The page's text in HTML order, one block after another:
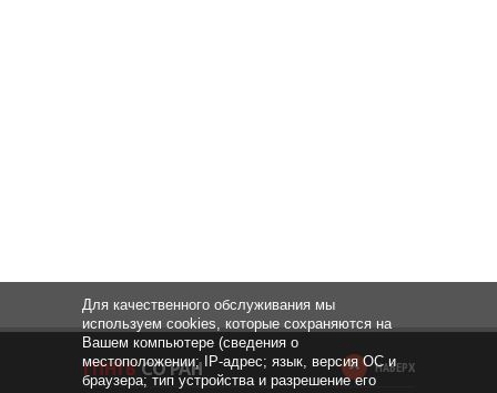
НАВЕРХ
Для качественного обслуживания мы
используем cookies, которые сохраняются на
Вашем компьютере (сведения о
местоположении; IP-адрес; язык, версия ОС и
браузера; тип устройства и разрешение его